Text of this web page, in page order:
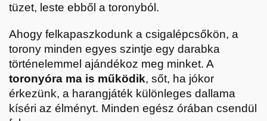
tüzet, leste ebből a toronyból.
Ahogy felkapaszkodunk a csigalépcsőkön, a
torony minden egyes szintje egy darabka
történelemmel ajándékoz meg minket. A
toronyóra ma is működik, sőt, ha jókor
érkezünk, a harangjáték különleges dallama
kíséri az élményt. Minden egész órában csendül